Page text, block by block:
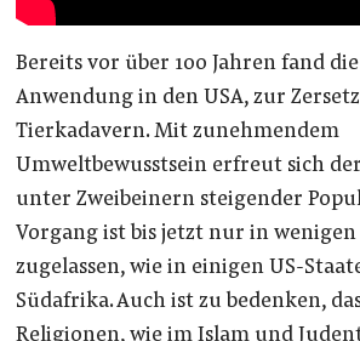
Bereits vor über 100 Jahren fand
Anwendung in den USA, zur
Tierkadavern. Mit zunehmendem
Umweltbewusstsein erfreut sich
unter Zweibeinern steigender
Vorgang ist bis jetzt nur in
zugelassen, wie in einigen US-
Südafrika. Auch ist zu bedenken,
Religionen, wie im Islam und